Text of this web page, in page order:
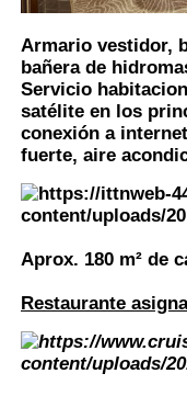
Armario vestidor,
bañera de
Servicio
satélite en los
conexión a
fuerte, aire
Aprox. 180 m² de
Restaurante